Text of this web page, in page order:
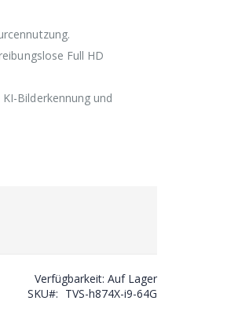
Full HD
Bilderkennung und
Verfügbarkeit: Auf Lager
SKU
TVS-h874X-i9-64G